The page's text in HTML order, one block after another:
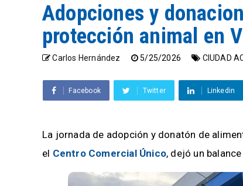
Adopciones y
protección animal en
Carlos Hernández 5/25/2026 CIUDAD
Facebook Twitter Linkedin
La jornada de adopción y donatón de
el Centro Comercial Único, dejó un